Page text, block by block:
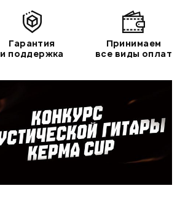
Гарантия
и поддержка
Принимаем
все виды оплат